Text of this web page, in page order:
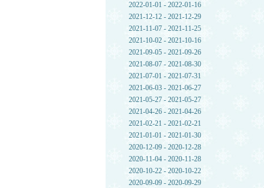
2022-01-01 - 2022-01-16
2021-12-12 - 2021-12-29
2021-11-07 - 2021-11-25
2021-10-02 - 2021-10-16
2021-09-05 - 2021-09-26
2021-08-07 - 2021-08-30
2021-07-01 - 2021-07-31
2021-06-03 - 2021-06-27
2021-05-27 - 2021-05-27
2021-04-26 - 2021-04-26
2021-02-21 - 2021-02-21
2021-01-01 - 2021-01-30
2020-12-09 - 2020-12-28
2020-11-04 - 2020-11-28
2020-10-22 - 2020-10-22
2020-09-09 - 2020-09-29